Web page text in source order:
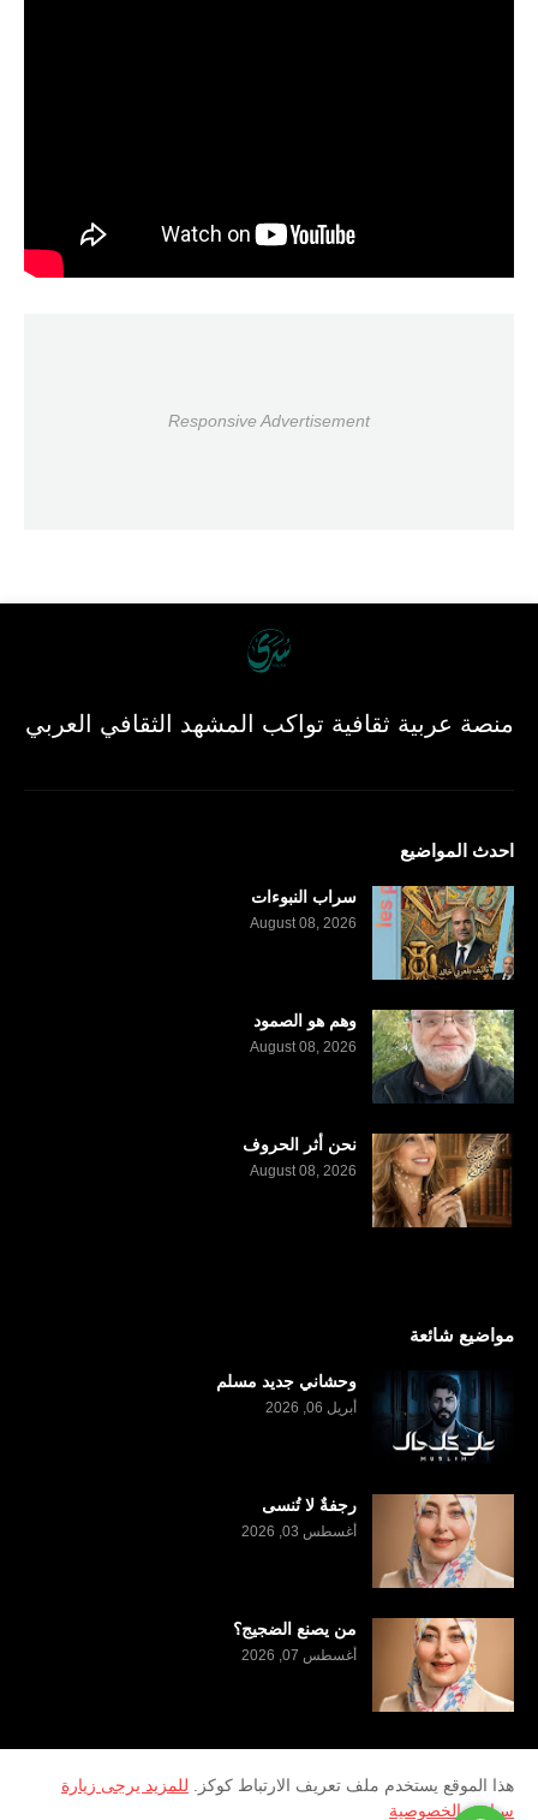
Responsive Advertisement
منصة عربية ثقافية تواكب المشهد الثقافي العربي
احدث المواضيع
سراب النبوءات
August 08, 2026
وهم هو الصمود
August 08, 2026
نحن أثر الحروف
August 08, 2026
مواضيع شائعة
وحشاني جديد مسلم
أبريل 06, 2026
رجفةٌ لا تُنسى
أغسطس 03, 2026
من يصنع الضجيج؟
أغسطس 07, 2026
هذا الموقع يستخدم ملف تعريف الارتباط كوكز. للمزيد يرجى زيارة
سياسة الخصوصية